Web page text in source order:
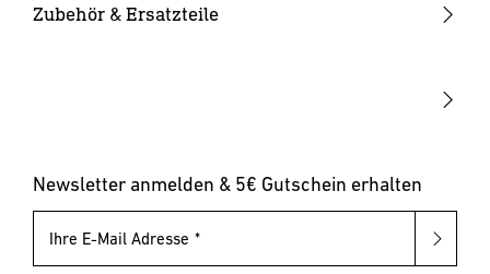
Solarleuchten
Pollerleuchten
Leuchtmittel
Bewegungsmelder innen
Zubehör & Ersatzteile
Newsletter anmelden & 5€ Gutschein erhalten
Ihre E-Mail Adresse